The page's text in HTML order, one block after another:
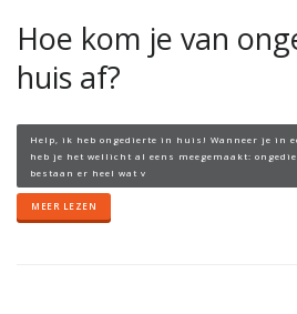
Hoe kom je van
huis af?
Help, ik heb ongedierte in huis! Wanneer je in
heb je het wellicht al eens meegemaakt:
bestaan er heel wat v
MEER LEZEN